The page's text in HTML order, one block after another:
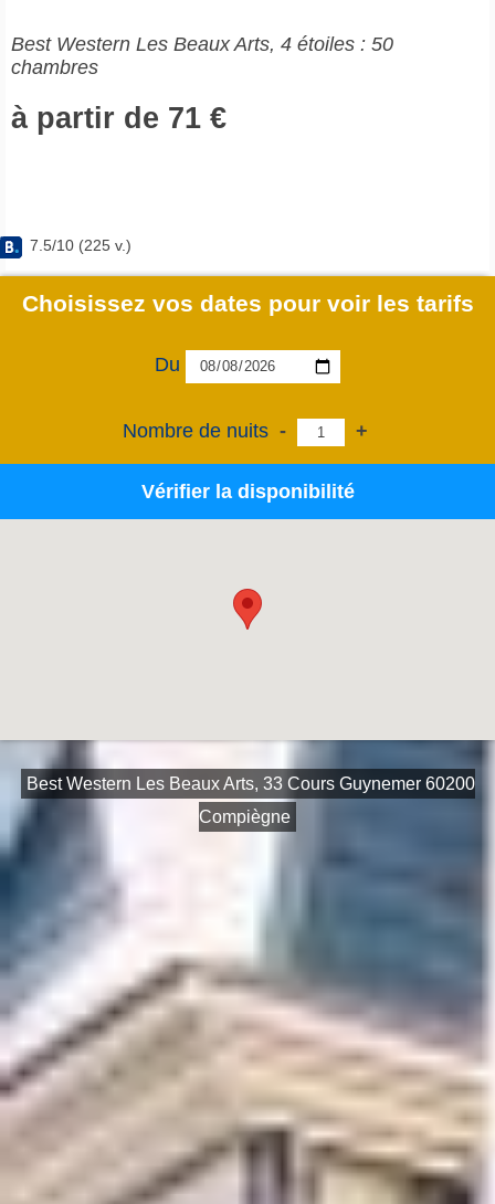
Best Western Les Beaux Arts, 4 étoiles : 50
chambres
à partir de 71 €
7.5/10 (225 v.)
Choisissez vos dates pour voir les tarifs
Du
Nombre de nuits - +
Vérifier la disponibilité
Best Western Les Beaux Arts, 33 Cours Guynemer 60200
Compiègne